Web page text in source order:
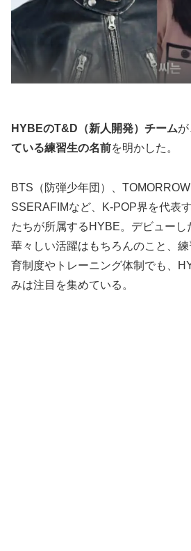
HYBEのT&D（新人開発）チームが
ている練習生の名前を明かした。
BTS（防弾少年団）、
SSERAFIMなど、K-POP界を代表
たちが所属するHYBE。デビュー
華々しい活躍はもちろんのこと、
育制度やトレーニング体制でも、
みは注目を集めている。